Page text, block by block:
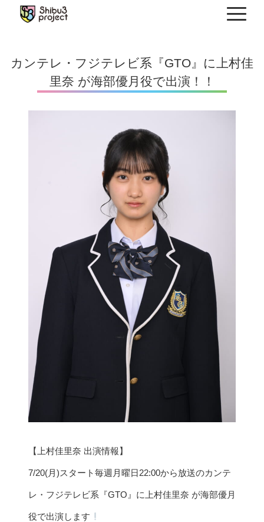
カンテレ・フジテレビ系『GTO』に上村佳
里奈 が海部優月役で出演！！
【上村佳里奈 出演情報】
7/20(月)スタート毎週月曜日22:00から放送のカンテ
レ・フジテレビ系『GTO』に上村佳里奈 が海部優月
役で出演します